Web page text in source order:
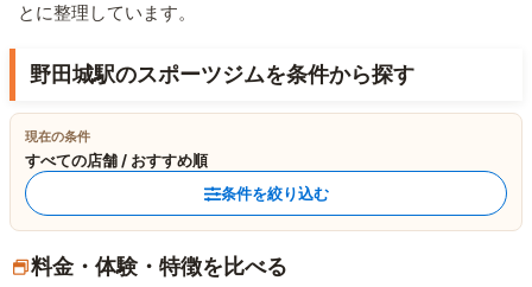
とに整理しています。
野田城駅のスポーツジムを条件から探す
現在の条件
すべての店舗 / おすすめ順
条件を絞り込む
料金・体験・特徴を比べる